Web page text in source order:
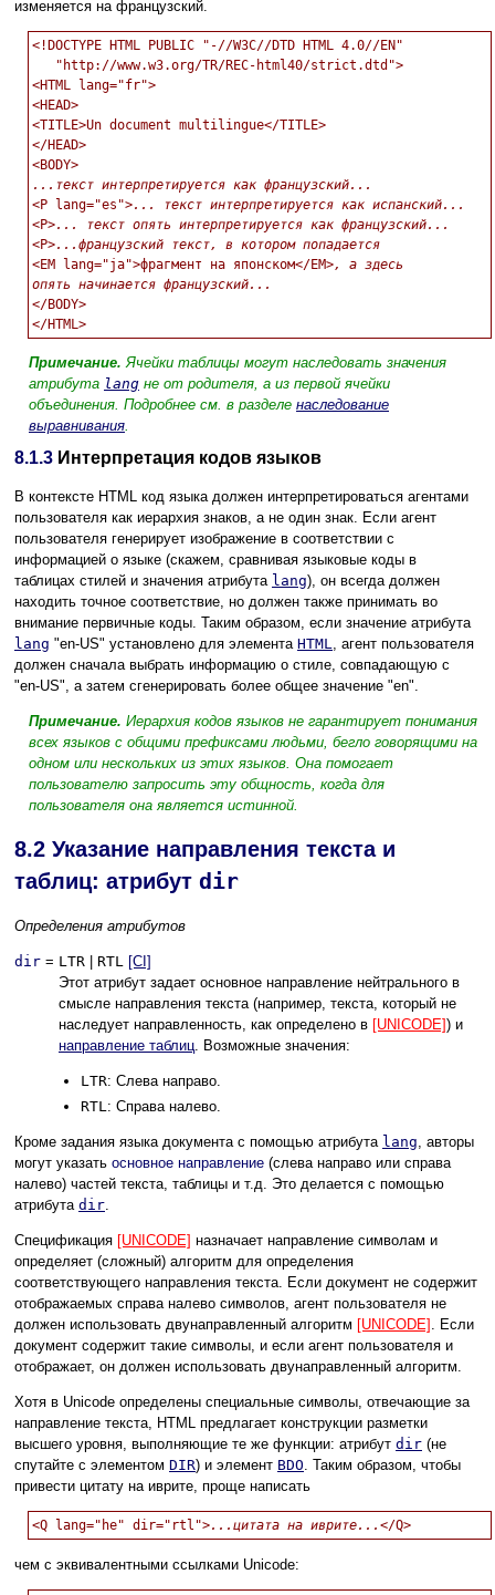
изменяется на французский.
<!DOCTYPE HTML PUBLIC "-//W3C//DTD HTML 4.0//EN"
   "http://www.w3.org/TR/REC-html40/strict.dtd">
<HTML lang="fr">
<HEAD>
<TITLE>Un document multilingue</TITLE>
</HEAD>
...текст интерпретируется как французский...
<P lang="es">... текст интерпретируется как испанский...
<P>... текст опять интерпретируется как французский...
<P>...французский текст, в котором попадается
<EM lang="ja">фрагмент на японском</EM>, а здесь
опять начинается французский...
</BODY>
Примечание. Ячейки таблицы могут наследовать значения
атрибута lang не от родителя, а из первой ячейки
объединения. Подробнее см. в разделе наследование
выравнивания
8.1.3 Интерпретация кодов языков
В контексте HTML код языка должен интерпретироваться агентами
пользователя как иерархия знаков, а не один знак. Если агент
пользователя генерирует изображение в соответствии с
информацией о языке (скажем, сравнивая языковые коды в
таблицах стилей и значения атрибута lang), он всегда должен
находить точное соответствие, но должен также принимать во
внимание первичные коды. Таким образом, если значение атрибута
lang "en-US" установлено для элемента HTML
, агент пользователя
должен сначала выбрать информацию о стиле, совпадающую с
"en-US", а затем сгенерировать более общее значение "en".
Примечание. Иерархия кодов языков не гарантирует понимания
всех языков с общими префиксами людьми, бегло говорящими на
одном или нескольких из этих языков. Она помогает
пользователю запросить эту общность, когда для
пользователя она является истинной.
8.2 Указание направления текста и
таблиц: атрибут dir
Определения атрибутов
dir = LTR RTL [CI]
Этот атрибут задает основное направление нейтрального в
смысле направления текста (например, текста, который не
наследует направленность, как определено в [UNICODE]) и
направление таблиц. Возможные значения:
LTR: Слева направо.
RTL: Справа налево.
Кроме задания языка документа с помощью атрибута lang, авторы
могут указать основное направление (слева направо или справа
налево) частей текста, таблицы и т.д. Это делается с помощью
атрибута dir.
Спецификация [UNICODE] назначает направление символам и
определяет (сложный) алгоритм для определения
соответствующего направления текста. Если документ не содержит
отображаемых справа налево символов, агент пользователя не
должен использовать двунаправленный алгоритм [UNICODE] . Если
документ содержит такие символы, и если агент пользователя и
отображает, он должен использовать двунаправленный алгоритм.
Хотя в Unicode определены специальные символы, отвечающие за
направление текста, HTML предлагает конструкции разметки
высшего уровня, выполняющие те же функции: атрибут dir (не
спутайте с элементом DIR) и элемент BDO. Таким образом, чтобы
привести цитату на иврите, проще написать
<Q lang="he" dir="rtl">...цитата на иврите...
чем с эквивалентными ссылками Unicode: